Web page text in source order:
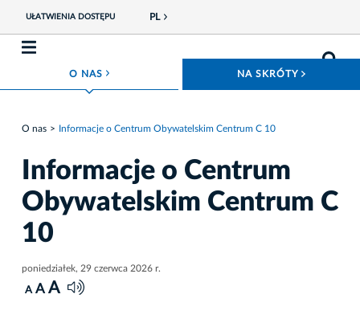
UŁATWIENIA DOSTĘPU PL
O NAS ROZWIŃ MENU NA SKRÓTY
O nas Informacje o Centrum Obywatelskim Centrum C 10
Informacje o Centrum
Obywatelskim Centrum C
10
poniedziałek, 29 czerwca 2026 r.
A A A